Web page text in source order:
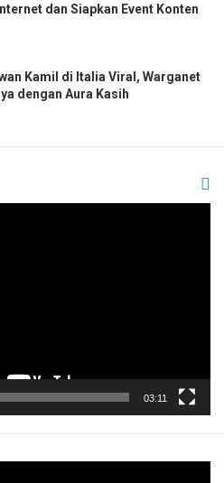
dan Siapkan Event Konten
Kamil di Italia Viral, Warganet
dengan Aura Kasih
03:11